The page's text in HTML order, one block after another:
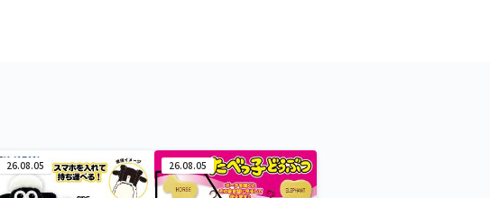
26.08.05 26.08.05